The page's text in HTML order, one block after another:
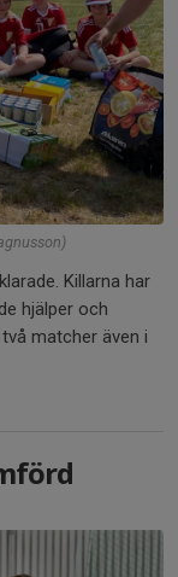
Killarna har
hjälper och
matcher även i